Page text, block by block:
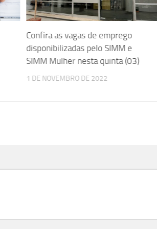
Confira as vagas de emprego
disponibilizadas pelo SIMM e
SIMM Mulher nesta quinta (03)
1 DE NOVEMBRO DE 2022